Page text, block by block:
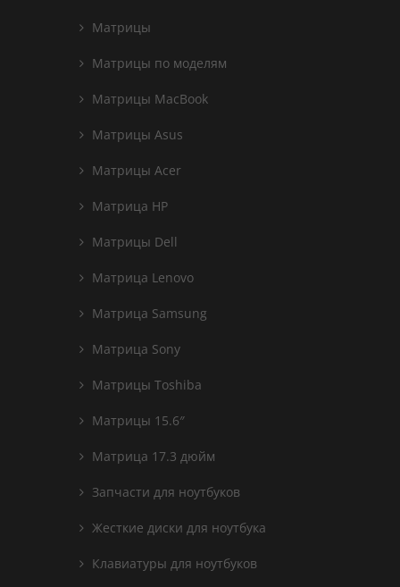
Матрицы
Матрицы по моделям
Матрицы MacBook
Матрицы Asus
Матрицы Acer
Матрица HP
Матрицы Dell
Матрица Lenovo
Матрица Samsung
Матрица Sony
Матрицы Toshiba
Матрицы 15.6″
Матрица 17.3 дюйм
Запчасти для ноутбуков
Жесткие диски для ноутбука
Клавиатуры для ноутбуков